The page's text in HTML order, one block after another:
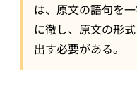
は、原文の語句を
に徹し、原文の形
出す必要がある。